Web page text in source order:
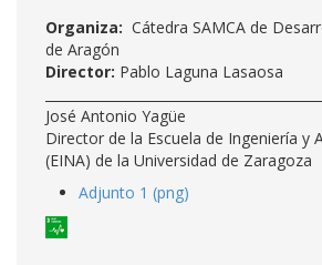
Organiza: Cátedra SAMCA de
de Aragón
Director: Pablo Laguna Lasaosa
José Antonio Yagüe
Director de la Escuela de Ingeniería y
(EINA) de la Universidad de Zaragoza
Adjunto 1 (png)